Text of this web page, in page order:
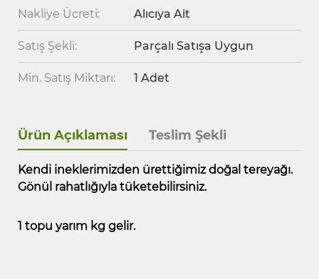
Nakliye Ücreti: Alıcıya Ait
Satış Şekli: Parçalı Satışa Uygun
Min. Satış Miktarı: 1 Adet
Ürün Açıklaması Teslim Şekli
Kendi ineklerimizden ürettiğimiz doğal tereyağı.
Gönül rahatlığıyla tüketebilirsiniz.
​​​​​​1 topu yarım kg gelir.